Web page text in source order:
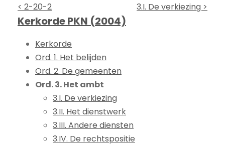
< 2-20-2 3.I. De verkiezing >
Kerkorde PKN (2004)
Kerkorde
Ord. 1. Het belijden
Ord. 2. De gemeenten
Ord. 3. Het ambt
3.I. De verkiezing
3.II. Het dienstwerk
3.III. Andere diensten
3.IV. De rechtspositie